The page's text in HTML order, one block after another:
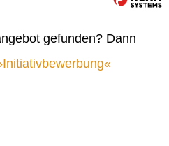
gefunden? Dann
Initiativbewerbung